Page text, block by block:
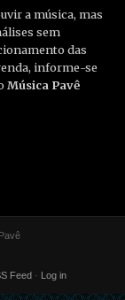
a música, mas
sem
das
informe-se
Música Pavê
Feed · Log in